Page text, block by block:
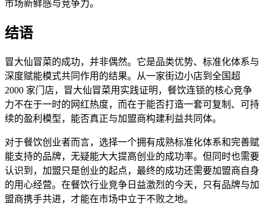
市场新鲜感与竞争力。
结语
冒大仙冒菜的成功，并非偶然。它是品类优势、标准化体系与
深度赋能模式共同作用的结果。从一家街边小店到全国超
2000 家门店，冒大仙冒菜用实践证明，餐饮连锁的核心竞争
力不在于一时的网红热度，而在于能否打造一套可复制、可持
续的盈利模型，能否真正与加盟商构建利益共同体。
对于餐饮创业者而言，选择一个拥有成熟标准化体系和完善赋
能支持的品牌，无疑能大大提高创业的成功率。但同时也需要
认识到，加盟只是创业的起点，最终的成功还需要加盟商自身
的用心经营。在餐饮行业竞争日益激烈的今天，只有品牌与加
盟商携手共进，才能在市场中立于不败之地。